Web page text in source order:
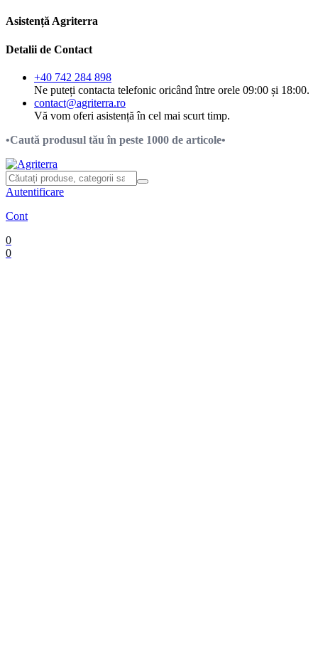
Asistență Agriterra
Detalii de Contact
+40 742 284 898
Ne puteți contacta telefonic oricând între orele 09:00 și 18:00.
contact@agriterra.ro
Vă vom oferi asistență în cel mai scurt timp.
•Caută produsul tău în peste 1000 de articole•
Autentificare
Cont
0
0